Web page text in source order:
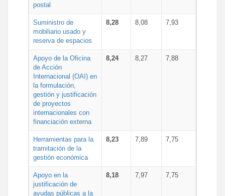
postal
Suministro de
mobiliario usado y
reserva de espacios
8,28 8,08 7,93
Apoyo de la Oficina
de Acción
Internacional (OAI) en
la formulación,
gestión y justificación
de proyectos
internacionales con
financiación externa
8,24 8,27 7,88
Herramientas para la
tramitación de la
gestión económica
8,23 7,89 7,75
Apoyo en la
justificación de
ayudas públicas a la
8,18 7,97 7,75